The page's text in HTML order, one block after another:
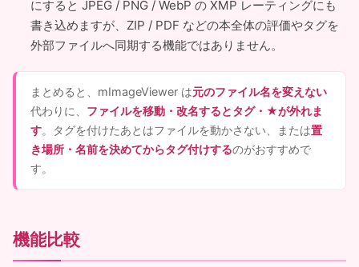
にすると JPEG / PNG / WebP の XMP レーティングにも
書き込めますが、ZIP / PDF などの本全体の評価やタグを
外部ファイルへ同期する機能ではありません。
まとめると、mImageViewer は元のファイル名を変えない
代わりに、 ファイルを移動・改名するとタグ・★が外れま
す。タグを付けたあとはファイルを動かさない、または置
き場所・名前を決めてからタグ付けするのがおすすめで
す。
機能比較